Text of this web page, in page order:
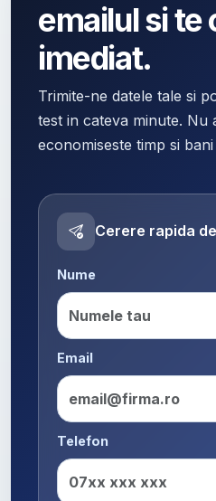
emailul si te
imediat.
Trimite-ne datele tale si
test in cateva minute. Nu
economiseste timp si
Cerere rapida
Nume
Email
Telefon